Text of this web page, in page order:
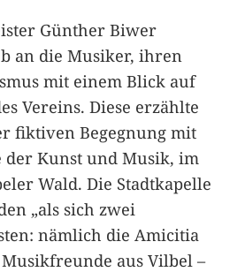
Günther Biwer
an die Musiker, ihren
mit einem Blick auf
Vereins. Diese erzählte
fiktiven Begegnung mit
der Kunst und Musik, im
Wald. Die Stadtkapelle
„als sich zwei
nämlich die Amicitia
aus Vilbel –